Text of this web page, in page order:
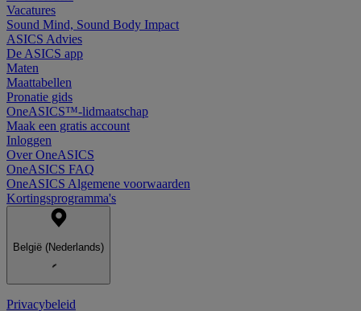
Vacatures
Sound Mind, Sound Body Impact
ASICS Advies
De ASICS app
Maten
Maattabellen
Pronatie gids
OneASICS™-lidmaatschap
Maak een gratis account
Inloggen
Over OneASICS
OneASICS FAQ
OneASICS Algemene voorwaarden
Kortingsprogramma's
België (Nederlands)
Privacybeleid